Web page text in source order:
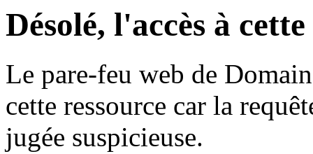
Désolé, l'accès à
Le pare-feu web de
cette ressource car la
jugée suspicieuse.